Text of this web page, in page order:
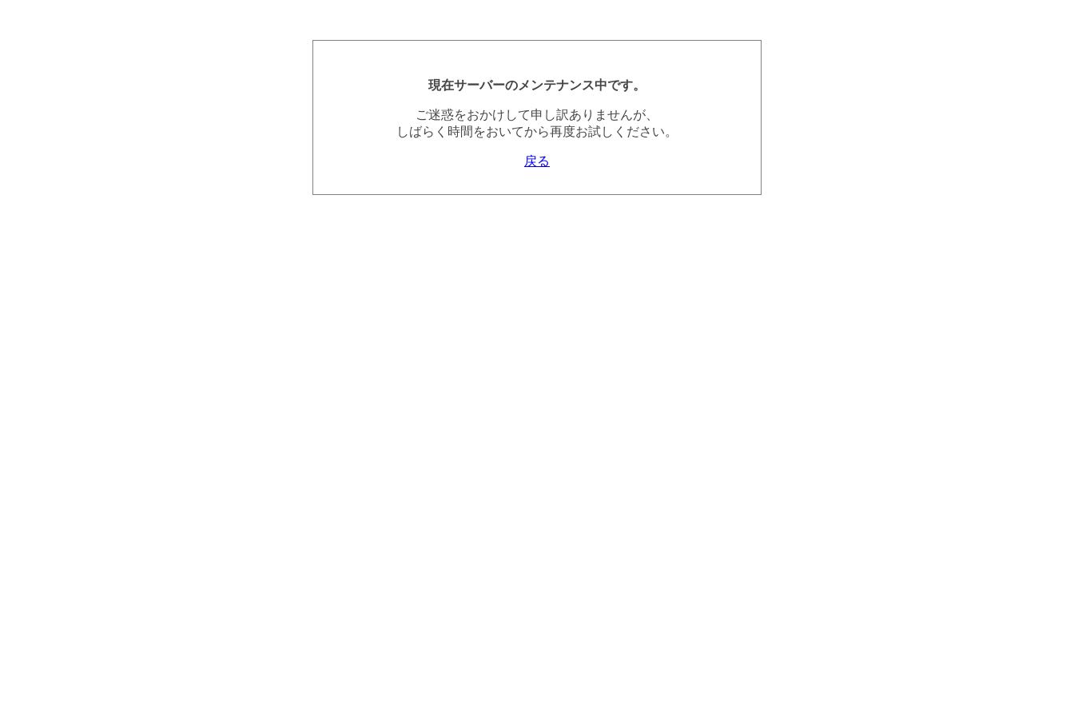
現在サーバーのメンテナンス中です。
ご迷惑をおかけして申し訳ありませんが、
しばらく時間をおいてから再度お試しください。
戻る